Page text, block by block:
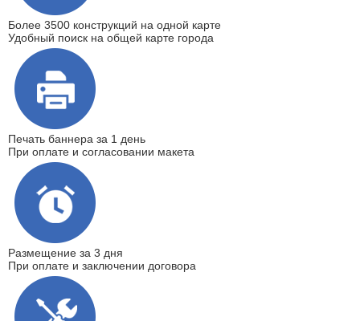
Более 3500 конструкций на одной карте
Удобный поиск на общей карте города
Печать баннера за 1 день
При оплате и согласовании макета
Размещение за 3 дня
При оплате и заключении договора